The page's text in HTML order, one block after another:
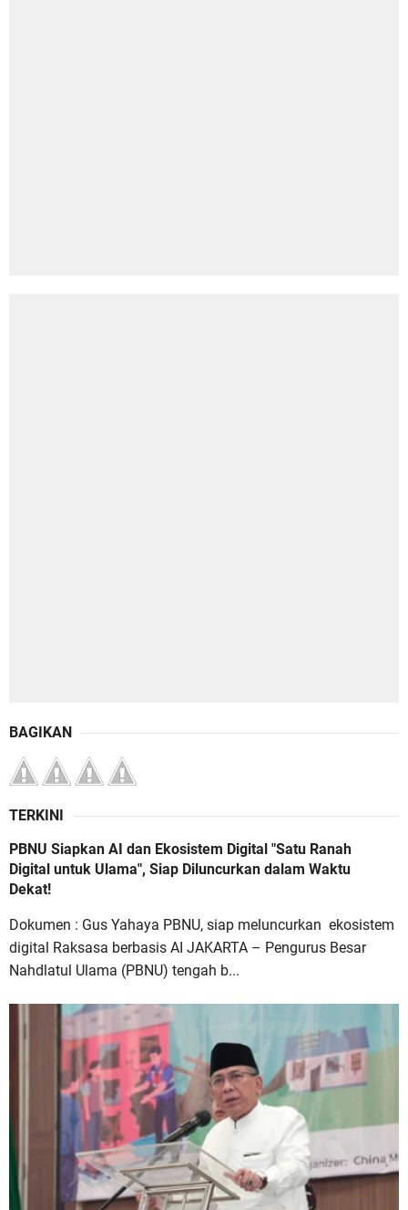
BAGIKAN
TERKINI
PBNU Siapkan AI dan Ekosistem Digital "Satu Ranah
Digital untuk Ulama", Siap Diluncurkan dalam Waktu
Dekat!
Dokumen : Gus Yahaya PBNU, siap meluncurkan ekosistem
digital Raksasa berbasis AI JAKARTA – Pengurus Besar
Nahdlatul Ulama (PBNU) tengah b...